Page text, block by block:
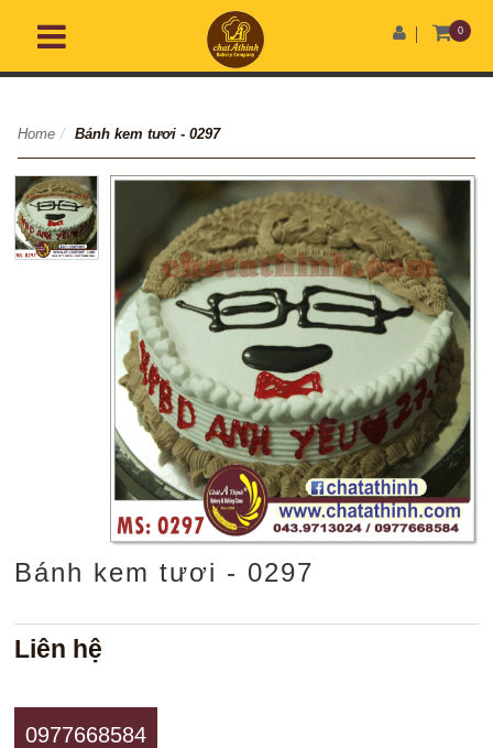
0
Home / Bánh kem tươi - 0297
Bánh kem tươi - 0297
Liên hệ
0977668584